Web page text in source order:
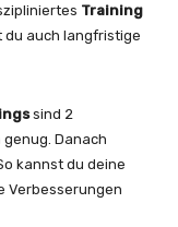
Training
du auch langfristige
sind 2
Danach
kannst du deine
Verbesserungen